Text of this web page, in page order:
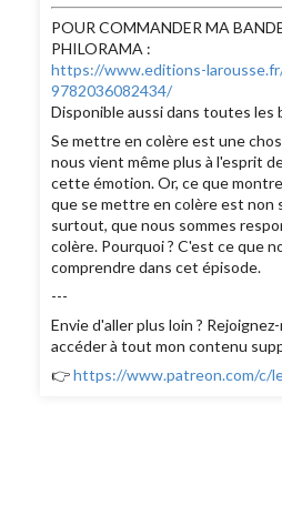
POUR COMMANDER MA
PHILORAMA :
https://www.editions-
9782036082434/
Disponible aussi dans toutes les
Se mettre en colère est une
nous vient même plus à l'esprit
cette émotion. Or, ce que
que se mettre en colère est non
surtout, que nous sommes
colère. Pourquoi ? C'est ce que
comprendre dans cet épisode.
---
Envie d'aller plus loin ?
accéder à tout mon contenu
👉https://www.patreon.com/c/